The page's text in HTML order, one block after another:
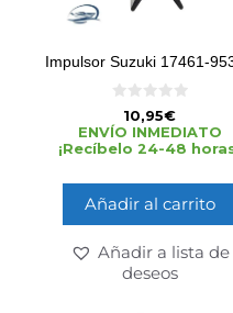
Impulsor Suzuki 17461-
d
e
5
10,95€
ENVÍO INMEDIATO
¡Recíbelo 24-48
Añadir al carrito
Añadir a lista de
deseos